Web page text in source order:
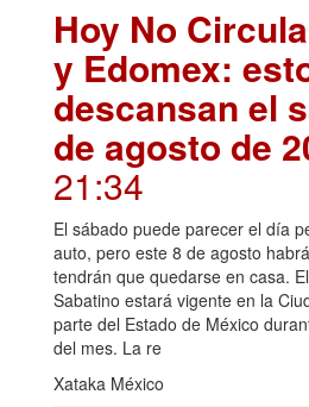
Hoy No
y Edomex:
descansan el
de agosto de
21:34
El sábado puede parecer el día
auto, pero este 8 de agosto
tendrán que quedarse en casa.
Sabatino estará vigente en la
parte del Estado de México
del mes. La re
Xataka México